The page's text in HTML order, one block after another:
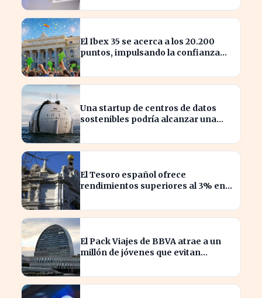
El Ibex 35 se acerca a los 20.200
puntos, impulsando la confianza
Una startup de centros de datos
sostenibles podría alcanzar una
El Tesoro español ofrece
rendimientos superiores al 3% en
El Pack Viajes de BBVA atrae a un
millón de jóvenes que evitan